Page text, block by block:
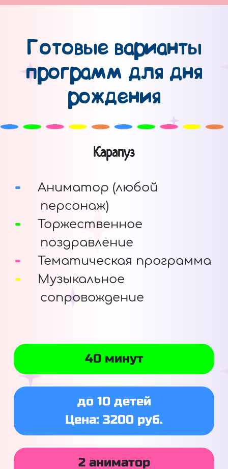
Готовые варианты
программ для дня
рождения
Карапуз
Аниматор (любой
персонаж)
Торжественное
поздравление
Тематическая программа
Музыкальное
сопровождение
40 минут
до 10 детей
Цена: 3200 руб.
2 аниматор